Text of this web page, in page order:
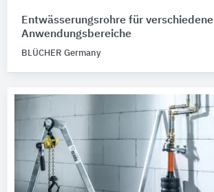
Entwässerungsrohre für verschiedene
Anwendungsbereiche
BLÜCHER Germany